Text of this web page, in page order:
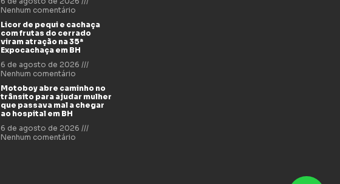
Nenhum comentário
Licor de pequi e cachaça
com frutas do cerrado
viram atração na 35ª
Expocachaça em BH
6 de agosto de 2026
Nenhum comentário
Motoboy abre caminho no
trânsito para ajudar mulher
que passava mal a chegar
ao hospital em BH
6 de agosto de 2026
Nenhum comentário